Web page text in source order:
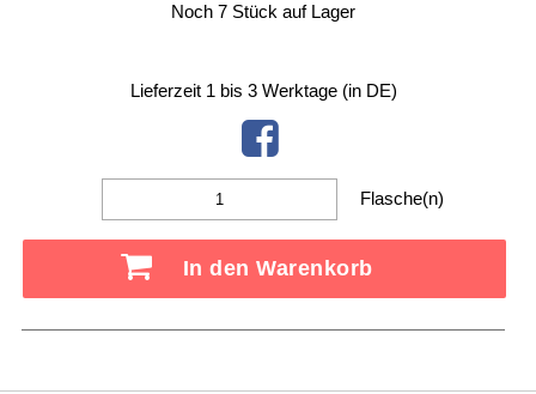
Noch 7 Stück auf Lager
Lieferzeit 1 bis 3 Werktage (in DE)
Flasche(n)
In den Warenkorb